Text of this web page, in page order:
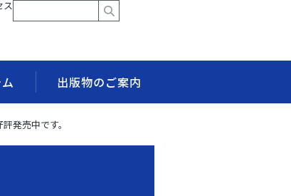
ス
出版物のご案内
発売中です。